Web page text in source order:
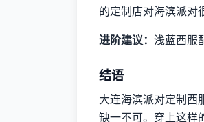
的定制店对海滨派对
进阶建议： 浅蓝西服
结语
大连海滨派对定制西
缺一不可。穿上这样